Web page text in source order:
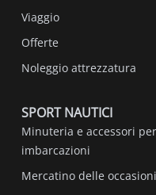
Viaggio
Offerte
Noleggio attrezzatura
SPORT NAUTICI
Minuteria e accessori per
imbarcazioni
Mercatino delle occasioni